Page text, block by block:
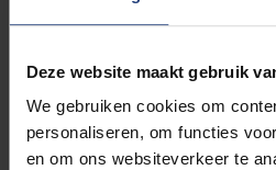
Deze website maakt gebruik
We gebruiken cookies om
personaliseren, om functies
en om ons websiteverkeer te
aangereikt, en verkennen de
projecten met